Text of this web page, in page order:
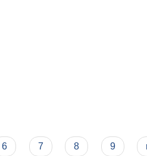
6 7 8 9